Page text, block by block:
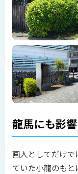
龍馬にも影
画人としてだけ
ていた小龍のも